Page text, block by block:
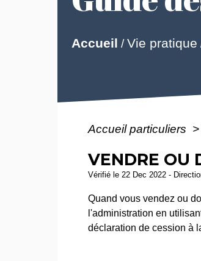
Accueil /Vie pratique
Accueil particuliers >
VENDRE OU
Vérifié le 22 Dec 2022 -
Quand vous vendez ou
l'administration en
déclaration de cession à